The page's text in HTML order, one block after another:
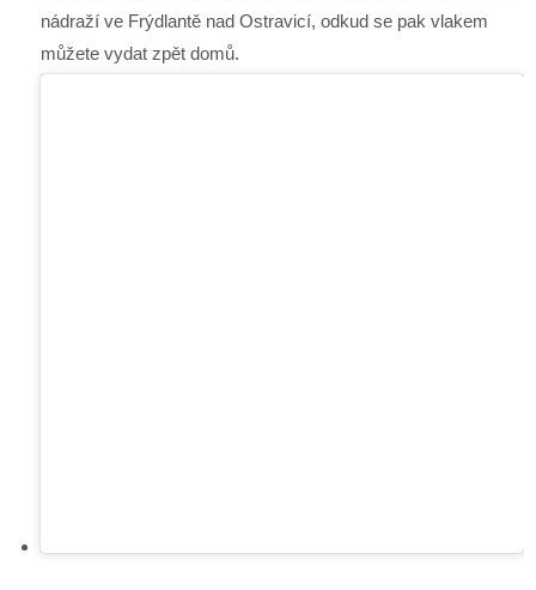
nádraží ve Frýdlantě nad Ostravicí, odkud se pak vlakem
můžete vydat zpět domů.